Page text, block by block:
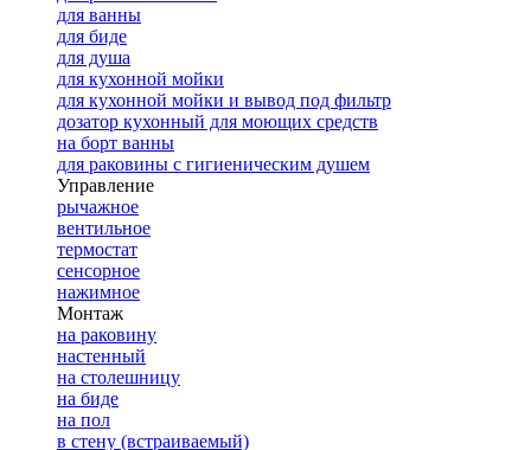
для ванны
для биде
для душа
для кухонной мойки
для кухонной мойки и вывод под фильтр
дозатор кухонный для моющих средств
на борт ванны
для раковины с гигиеническим душем
Управление
рычажное
вентильное
термостат
сенсорное
нажимное
Монтаж
на раковину
настенный
на столешницу
на биде
на пол
в стену (встраиваемый)